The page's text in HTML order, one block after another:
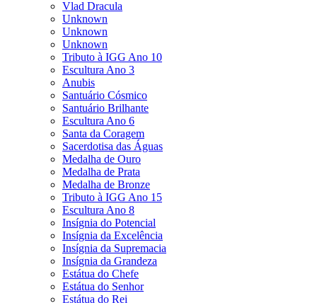
Vlad Dracula
Unknown
Unknown
Unknown
Tributo à IGG Ano 10
Escultura Ano 3
Anubis
Santuário Cósmico
Santuário Brilhante
Escultura Ano 6
Santa da Coragem
Sacerdotisa das Águas
Medalha de Ouro
Medalha de Prata
Medalha de Bronze
Tributo à IGG Ano 15
Escultura Ano 8
Insígnia do Potencial
Insígnia da Excelência
Insígnia da Supremacia
Insígnia da Grandeza
Estátua do Chefe
Estátua do Senhor
Estátua do Rei